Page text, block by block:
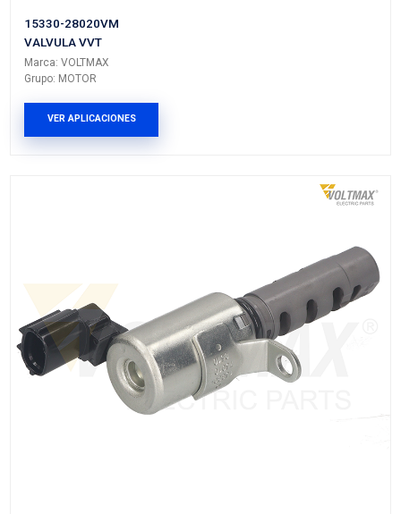
23796-ET00AVM
VALVULA VVT
Marca: VOLTMAX
Grupo: MOTOR
VER APLICACIONES